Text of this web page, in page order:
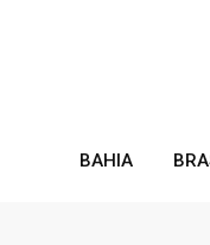
BAHIA